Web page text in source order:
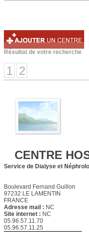
Résultat de votre recherche
1 2
CENTRE
Service de Dialyse et
Boulevard Fernand Guillon
97232 LE LAMENTIN
FRANCE
Adresse mail : NC
Site internet : NC
05.96.57.11.70
05.96.57.11.25